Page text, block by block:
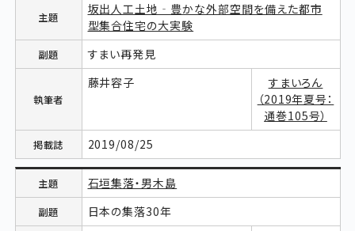
坂出人工土地‐豊かな外部空間を備えた都市
型集合住宅の大実験
すまい再発見
藤井容子
すまいろん
（2019年夏号：
通巻105号）
2019/08/25
石垣集落・男木島
日本の集落30年